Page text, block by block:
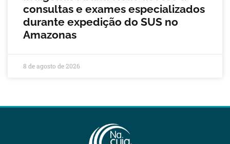
consultas e exames especializados
durante expedição do SUS no
Amazonas
8 de agosto de 2026